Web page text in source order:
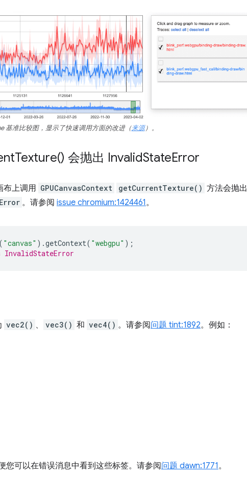
基准比较图，显示了快速调用方面的改进（来源）。
Texture() 会抛出 InvalidStateError
布上调用 GPUCanvasContext getCurrentTexture() 方法会抛出
。请参阅 issue chromium:1424461。
( "canvas" ).getContext( "webgpu" );
InvalidStateError
vec2() 、 vec3() 和 vec4() 。请参阅问题 tint:1892。例如：
您可以在错误消息中看到这些标签。请参阅问题 dawn:1771。